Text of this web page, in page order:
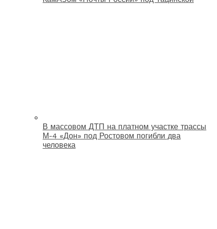
В массовом ДТП на платном участке трассы
М-4 «Дон» под Ростовом погибли два
человека